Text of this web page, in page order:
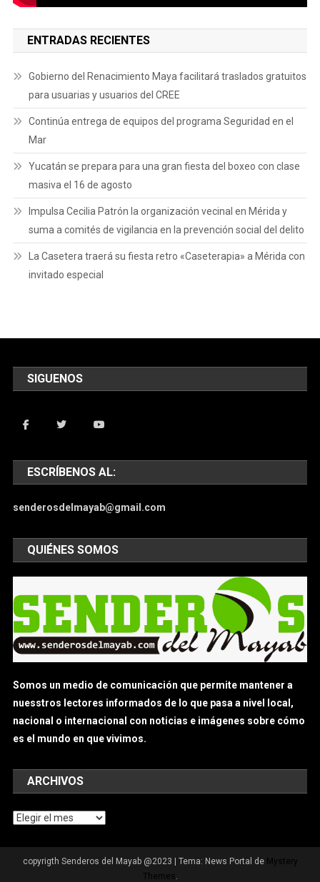
ENTRADAS RECIENTES
Gobierno del Renacimiento Maya facilitará traslados gratuitos
para usuarias y usuarios del CREE
Continúa entrega de equipos del programa Seguridad en el
Mar
Yucatán se prepara para una gran fiesta del boxeo con clase
masiva el 16 de agosto
Impulsa Cecilia Patrón la organización vecinal en Mérida y
suma a comités de vigilancia en la prevención social del delito
La Casetera traerá su fiesta retro «Caseterapia» a Mérida con
invitado especial
SIGUENOS
ESCRÍBENOS AL:
senderosdelmayab@gmail.com
QUIÉNES SOMOS
Somos un medio de comunicación que permite mantener a
nuesstros lectores informados de lo que pasa a nivel local,
nacional o internacional con noticias e imágenes sobre cómo
es el mundo en que vivimos.
ARCHIVOS
Archivos
copyrigth Senderos del Mayab @2023 Tema: News Portal de Mystery
Themes .